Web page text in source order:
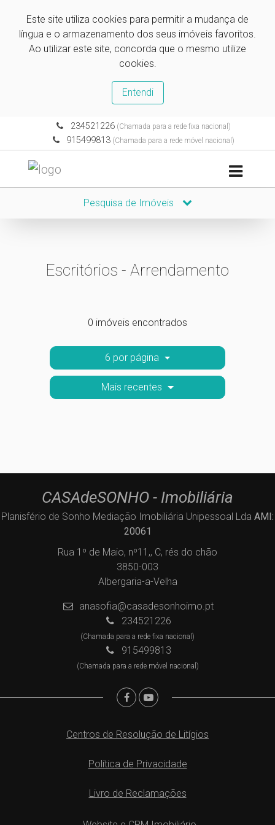
Este site utiliza cookies para permitir a mudança de
língua e o armazenamento dos seus imóveis favoritos.
Ao utilizar este site, concorda que o mesmo utilize
cookies.
Entendi
234521226(Chamada para a rede fixa nacional)
915499813 (Chamada para a rede móvel nacional)
Pesquisa de Imóveis
Escritórios - Arrendamento
0 imóveis encontrados
6 por página
Mais recentes
CASAdeSONHO - Imobiliária
Planisfério de Sonho Mediação Imobiliária Unipessoal Lda AMI:
20061
Rua 1º de Maio, nº11,, C, rés do chão
3850-003
Albergaria-a-Velha
anasofia@casadesonhoimo.pt
234521226
(Chamada para a rede fixa nacional)
915499813
(Chamada para a rede móvel nacional)
Centros de Resolução de Litígios
Política de Privacidade
Livro de Reclamações